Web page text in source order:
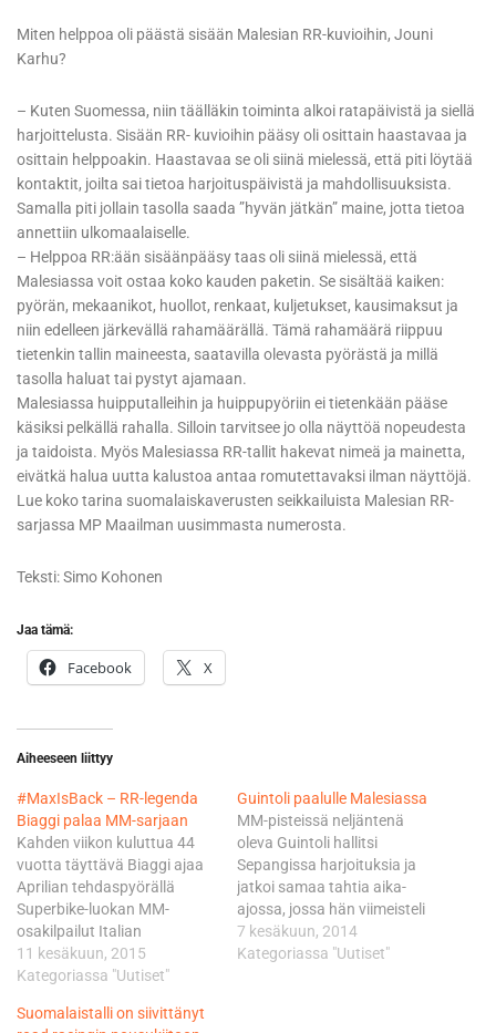
Miten helppoa oli päästä sisään Malesian RR-kuvioihin, Jouni
Karhu?
– Kuten Suomessa, niin täälläkin toiminta alkoi ratapäivistä ja siellä
harjoittelusta. Sisään RR- kuvioihin pääsy oli osittain haastavaa ja
osittain helppoakin. Haastavaa se oli siinä mielessä, että piti löytää
kontaktit, joilta sai tietoa harjoituspäivistä ja mahdollisuuksista.
Samalla piti jollain tasolla saada ”hyvän jätkän” maine, jotta tietoa
annettiin ulkomaalaiselle.
– Helppoa RR:ään sisäänpääsy taas oli siinä mielessä, että
Malesiassa voit ostaa koko kauden paketin. Se sisältää kaiken:
pyörän, mekaanikot, huollot, renkaat, kuljetukset, kausimaksut ja
niin edelleen järkevällä rahamäärällä. Tämä rahamäärä riippuu
tietenkin tallin maineesta, saatavilla olevasta pyörästä ja millä
tasolla haluat tai pystyt ajamaan.
Malesiassa huipputalleihin ja huippupyöriin ei tietenkään pääse
käsiksi pelkällä rahalla. Silloin tarvitsee jo olla näyttöä nopeudesta
ja taidoista. Myös Malesiassa RR-tallit hakevat nimeä ja mainetta,
eivätkä halua uutta kalustoa antaa romutettavaksi ilman näyttöjä.
Lue koko tarina suomalaiskaverusten seikkailuista Malesian RR-
sarjassa MP Maailman uusimmasta numerosta.
Teksti: Simo Kohonen
Jaa tämä:
Facebook X
Aiheeseen liittyy
#MaxIsBack – RR-legenda
Biaggi palaa MM-sarjaan
Kahden viikon kuluttua 44
vuotta täyttävä Biaggi ajaa
Aprilian tehdaspyörällä
Superbike-luokan MM-
osakilpailut Italian
Misanossa ja Malesian
Sepangissa. Pitkällä ja
urallaan kuusi
11 kesäkuun, 2015
Kategoriassa "Uutiset"
Guintoli paalulle Malesiassa
MM-pisteissä neljäntenä
oleva Guintoli hallitsi
Sepangissa harjoituksia ja
jatkoi samaa tahtia aika-
ajossa, jossa hän viimeisteli
lukemat 2.03,002.
Paalupaikka oli Guintolille
7 kesäkuun, 2014
Kategoriassa "Uutiset"
Suomalaistalli on siivittänyt